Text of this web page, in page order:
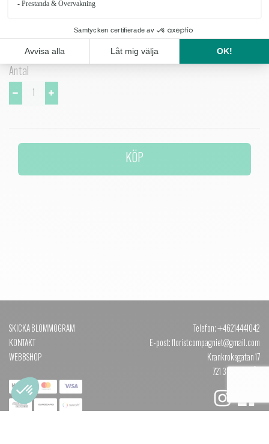
Om du närvarar på begravningen, kan du beställa handbuketter här
nedan som levereras till begravningsplatsen.
Antal
KÖP
SKICKA BLOMMOGRAM
KONTAKT
WEBBSHOP
Telefon: +46214441042
E-post: floristcompagniet@gmail.com
Krankroksgatan 17
721 38 VÄSTERÅS